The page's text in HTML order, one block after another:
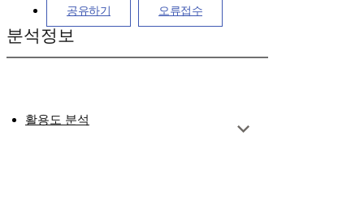
공유하기 오류접수
분석정보
활용도 분석